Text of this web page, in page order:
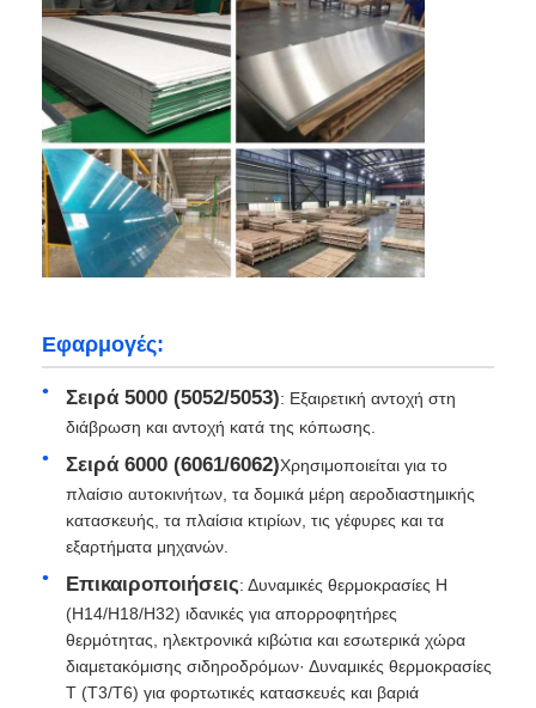
Εφαρμογές:
Σειρά 5000 (5052/5053): Εξαιρετική αντοχή στη
διάβρωση και αντοχή κατά της κόπωσης.
Σειρά 6000 (6061/6062)Χρησιμοποιείται για το
πλαίσιο αυτοκινήτων, τα δομικά μέρη αεροδιαστημικής
κατασκευής, τα πλαίσια κτιρίων, τις γέφυρες και τα
εξαρτήματα μηχανών.
Επικαιροποιήσεις: Δυναμικές θερμοκρασίες H
(H14/H18/H32) ιδανικές για απορροφητήρες
θερμότητας, ηλεκτρονικά κιβώτια και εσωτερικά χώρα
διαμετακόμισης σιδηροδρόμων· Δυναμικές θερμοκρασίες
T (T3/T6) για φορτωτικές κατασκευές και βαριά